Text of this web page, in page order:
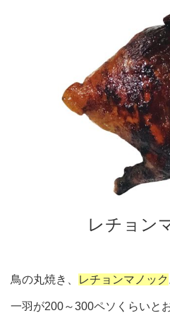
レチョン
鳥の丸焼き、 レチョンマノック
一羽が200～300ペソくらいと